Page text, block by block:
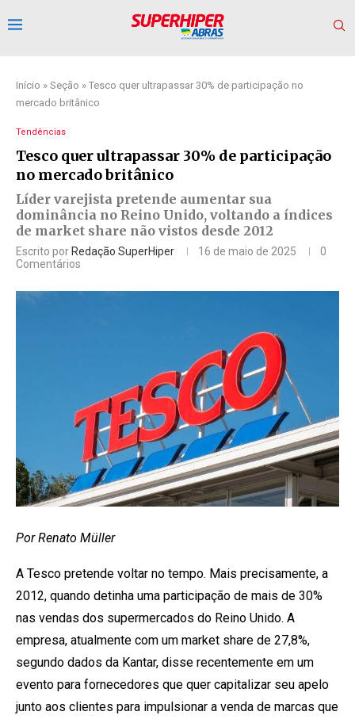
Início » Seção » Tesco quer ultrapassar 30% de participação no
mercado britânico
Tendências
Tesco quer ultrapassar 30% de participação
no mercado britânico
Líder varejista pretende aumentar sua
dominância no Reino Unido, voltando a índices
de market share não vistos desde 2012
Escrito porRedação SuperHiper 16 de maio de 2025
0
Comentários
Por Renato Müller
A Tesco pretende voltar no tempo. Mais precisamente, a
2012, quando detinha uma participação de mais de 30%
nas vendas dos supermercados do Reino Unido. A
empresa, atualmente com um market share de 27,8%,
segundo dados da Kantar, disse recentemente em um
evento para fornecedores que quer capitalizar seu apelo
junto aos clientes para impulsionar a venda de marcas que